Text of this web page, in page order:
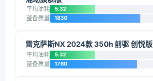
平均油耗 5.32
整备质量 1830
雷克萨斯NX 2024款 350h 前驱 创悦版
平均油耗 5.32
整备质量 1760